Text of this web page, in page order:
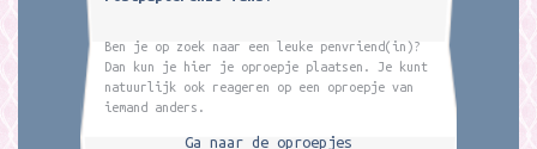
Ben je op zoek naar een leuke penvriend(in)?
Dan kun je hier je oproepje plaatsen. Je kunt
natuurlijk ook reageren op een oproepje van
iemand anders.
Ga naar de oproepjes